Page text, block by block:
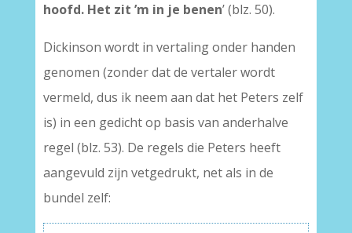
hoofd. Het zit ’m in je benen’ (blz. 50).
Dickinson wordt in vertaling onder handen
genomen (zonder dat de vertaler wordt
vermeld, dus ik neem aan dat het Peters zelf
is) in een gedicht op basis van anderhalve
regel (blz. 53). De regels die Peters heeft
aangevuld zijn vetgedrukt, net als in de
bundel zelf: